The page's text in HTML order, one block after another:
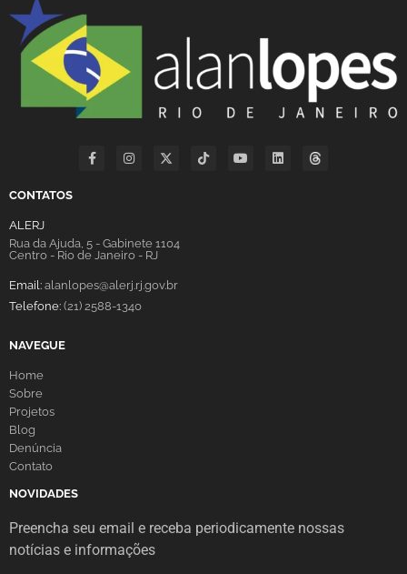
CONTATOS
ALERJ
Rua da Ajuda, 5 - Gabinete 1104
Centro - Rio de Janeiro - RJ
Email: alanlopes@alerj.rj.gov.br
Telefone: (21) 2588-1340
NAVEGUE
Home
Sobre
Projetos
Blog
Denúncia
Contato
NOVIDADES
Preencha seu email e receba periodicamente nossas
notícias e informações